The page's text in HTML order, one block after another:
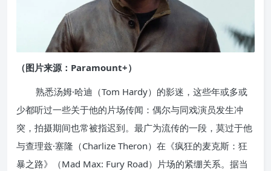
（图片来源：Paramount+）
熟悉汤姆·哈迪（Tom Hardy）的影迷，这些年或多或
少都听过一些关于他的片场传闻：偶尔与同戏演员发生冲
突，拍摄期间也常被指迟到。最广为流传的一段，莫过于他
与查理兹·塞隆（Charlize Theron）在《疯狂的麦克斯：狂
暴之路》（Mad Max: Fury Road）片场的紧绷关系。据当